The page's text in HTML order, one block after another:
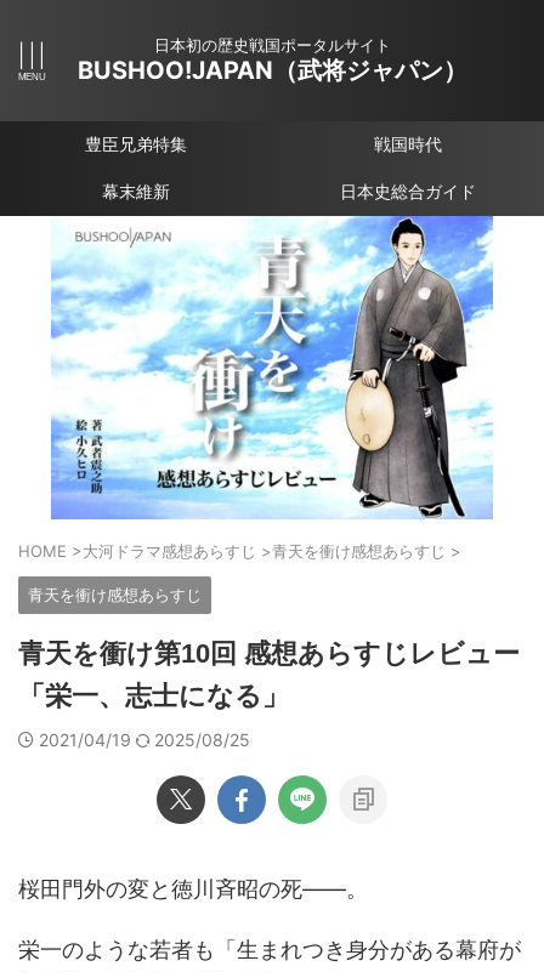
日本初の歴史戦国ポータルサイト
BUSHOO!JAPAN（武将ジャパン）
豊臣兄弟特集 戦国時代
幕末維新 日本史総合ガイド
HOME >大河ドラマ感想あらすじ >青天を衝け感想あらすじ >
青天を衝け感想あらすじ
青天を衝け第10回 感想あらすじレビュー
「栄一、志士になる」
2021/04/19 2025/08/25
桜田門外の変と徳川斉昭の死――。
栄一のような若者も「生まれつき身分がある幕府が